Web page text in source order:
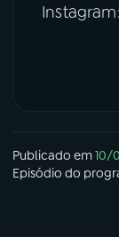
Publicado em10/
Episódio do